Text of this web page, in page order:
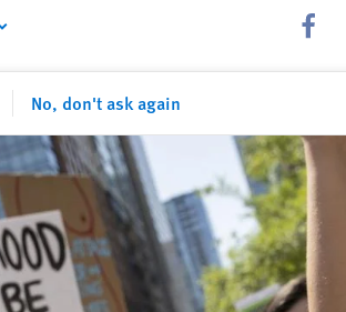
Share
No, don't ask again